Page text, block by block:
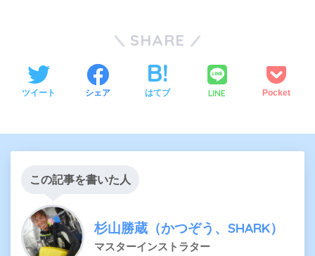
SHARE
ツイート シェア はてブ LINE Pocket
この記事を書いた人
杉山勝蔵（かつぞう、SHARK）
マスターインストラター